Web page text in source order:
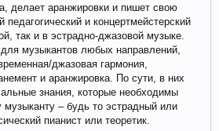
делает аранжировки и пишет свою
и концертмейстерский
так и в эстрадно-джазовой музыке.
музыкантов любых направлений,
джазовая гармония,
и аранжировка. По сути, в них
знания, которые необходимы
– будь то эстрадный или
пианист или теоретик.